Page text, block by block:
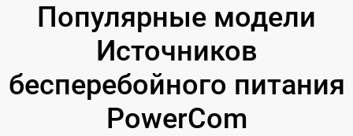
Популярные модели
Источников
бесперебойного питания
PowerCom